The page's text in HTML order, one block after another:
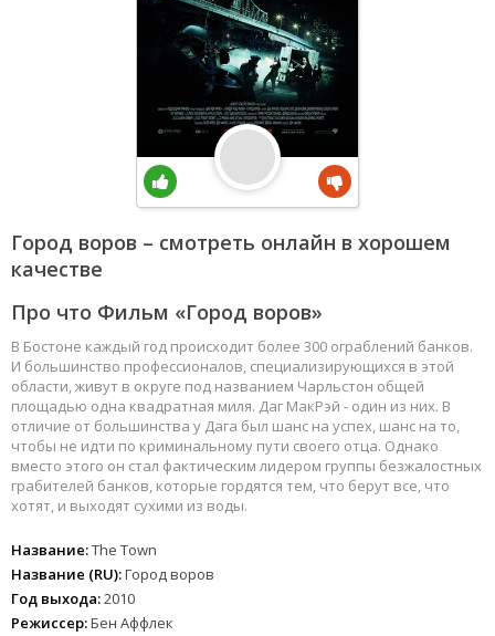
Город воров – смотреть онлайн в хорошем
качестве
Про что Фильм «Город воров»
В Бостоне каждый год происходит более 300 ограблений банков.
И большинство профессионалов, специализирующихся в этой
области, живут в округе под названием Чарльстон общей
площадью одна квадратная миля. Даг МакРэй - один из них. В
отличие от большинства у Дага был шанс на успех, шанс на то,
чтобы не идти по криминальному пути своего отца. Однако
вместо этого он стал фактическим лидером группы безжалостных
грабителей банков, которые гордятся тем, что берут все, что
хотят, и выходят сухими из воды.
Название:The Town
Название (RU):Город воров
Год выхода:2010
Режиссер:Бен Аффлек